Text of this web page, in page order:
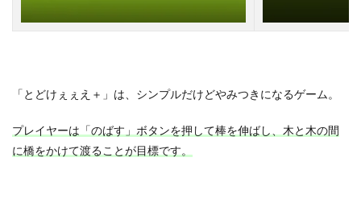
「とどけぇぇえ＋」は、シンプルだけどやみつきになるゲーム。
プレイヤーは「のばす」ボタンを押して棒を伸ばし、木と木の間
に橋をかけて渡ることが目標です。